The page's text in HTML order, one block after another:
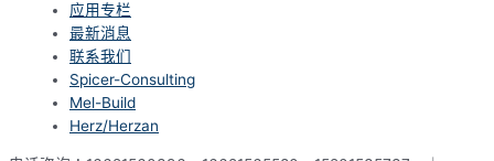
应用专栏
最新消息
联系我们
Spicer-Consulting
Mel-Build
Herz/Herzan